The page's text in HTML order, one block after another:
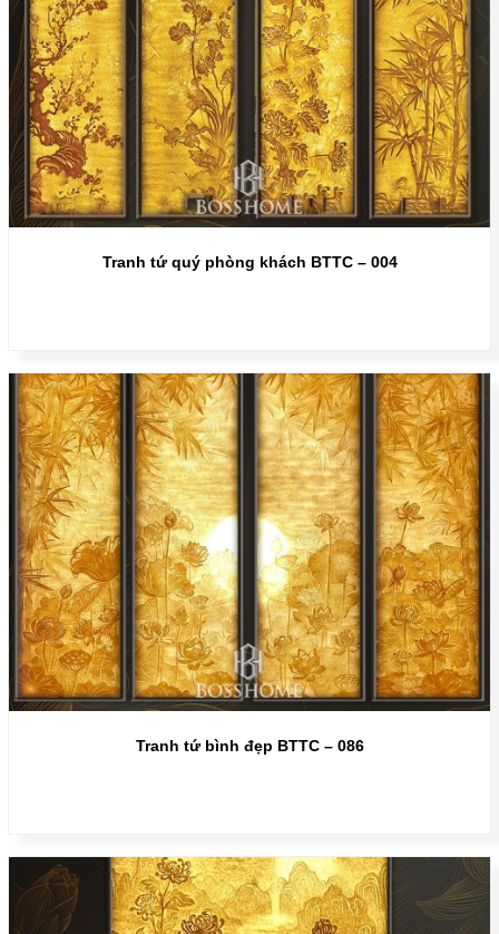
Tranh tứ quý phòng khách BTTC – 004
Tranh tứ bình đẹp BTTC – 086